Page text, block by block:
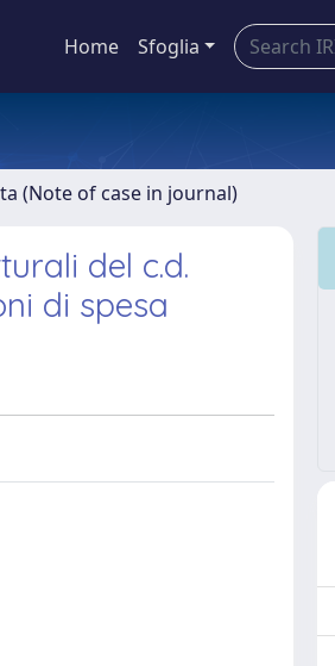
Home Sfoglia
(Note of case in journal)
del c.d.
di spesa